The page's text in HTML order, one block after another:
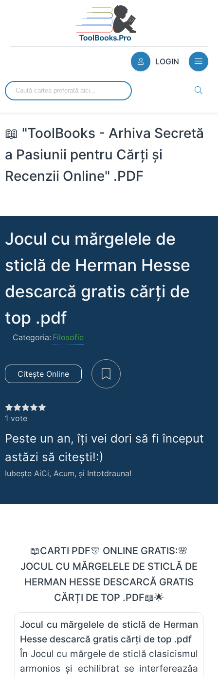
LOGIN
📖 "ToolBooks - Arhiva Secretă
a Pasiunii pentru Cărți și
Recenzii Online" .PDF
Jocul cu mărgelele de
sticlă de Herman Hesse
descarcă gratis cărți de
top .pdf
Categoria: Filosofie
Citește Online
1 vote
Peste un an, îți vei dori să fi început
astăzi să citești!:)
Iubește AiCi, Acum, și Intotdrauna!
📖CARTI PDF🎊 ONLINE GRATIS:🌸
JOCUL CU MĂRGELELE DE STICLĂ DE
HERMAN HESSE DESCARCĂ GRATIS
CĂRȚI DE TOP .PDF📖🌟
Jocul cu mărgelele de sticlă de Herman
Hesse descarcă gratis cărți de top .pdf
În Jocul cu mărgele de sticlă clasicismul
armonios și echilibrat se interfereazăa